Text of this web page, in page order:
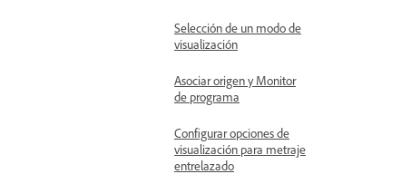
Selección de un modo de
visualización
Asociar origen y Monitor
de programa
Configurar opciones de
visualización para metraje
entrelazado